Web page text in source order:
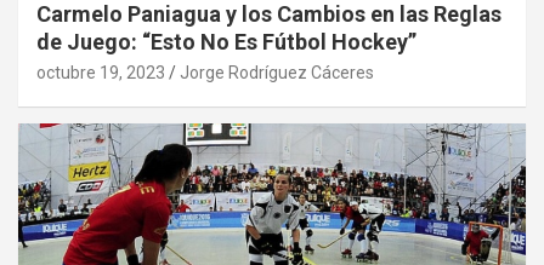
Carmelo Paniagua y los Cambios en las Reglas
de Juego: “Esto No Es Fútbol Hockey”
octubre 19, 2023 Jorge Rodríguez Cáceres